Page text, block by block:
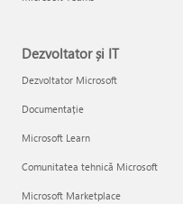
Dezvoltator și IT
Dezvoltator Microsoft
Documentație
Microsoft Learn
Comunitatea tehnică Microsoft
Microsoft Marketplace